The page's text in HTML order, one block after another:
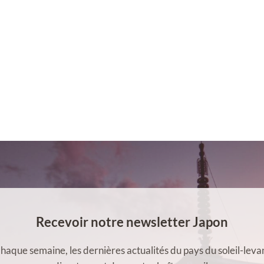
Recevoir notre newsletter Japon
semaine, les dernières actualités du pays du soleil-